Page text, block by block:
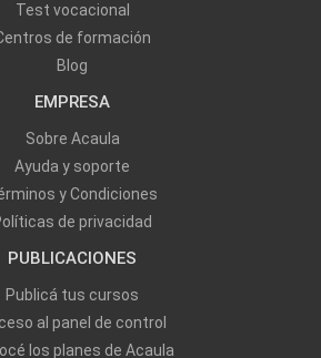
Test vocacional
de formación
Blog
EMPRESA
Sobre Acaula
Ayuda y soporte
y Condiciones
de privacidad
PUBLICACIONES
Publicá tus cursos
al panel de control
los planes de Acaula